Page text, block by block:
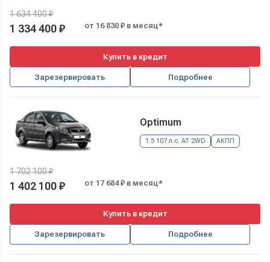
1 634 400 ₽
1 334 400 ₽ от 16 830 ₽ в месяц*
Купить в кредит
Зарезервировать Подробнее
Optimum
1.5 107 л.с. AT 2WD АКПП
1 702 100 ₽
1 402 100 ₽ от 17 684 ₽ в месяц*
Купить в кредит
Зарезервировать Подробнее